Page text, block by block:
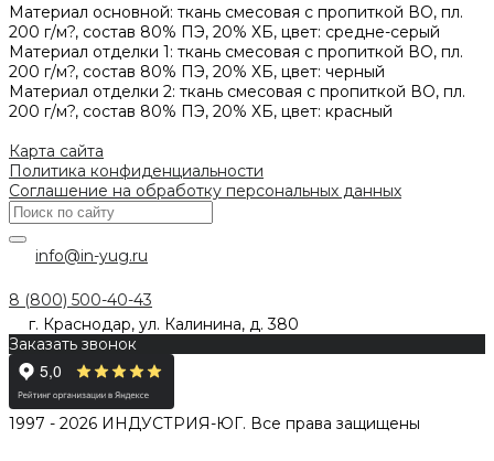
Материал основной: ткань смесовая с пропиткой ВО, пл.
200 г/м?, состав 80% ПЭ, 20% ХБ, цвет: средне-серый
Материал отделки 1: ткань смесовая с пропиткой ВО, пл.
200 г/м?, состав 80% ПЭ, 20% ХБ, цвет: черный
Материал отделки 2: ткань смесовая с пропиткой ВО, пл.
200 г/м?, состав 80% ПЭ, 20% ХБ, цвет: красный
Карта сайта
Политика конфиденциальности
Соглашение на обработку персональных данных
info@in-yug.ru
8 (800) 500-40-43
г. Краснодар, ул. Калинина, д. 380
Заказать звонок
1997 - 2026 ИНДУСТРИЯ-ЮГ. Все права защищены